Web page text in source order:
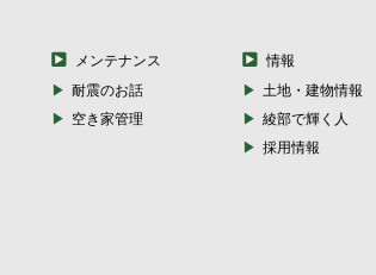
メンテナンス
耐震のお話
空き家管理
情報
土地・建物情報
綾部で輝く人
採用情報